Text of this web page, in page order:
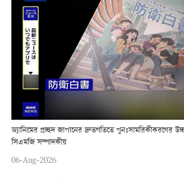
অ্যানিমের প্রচ্ছদ জাপানের দ্রুতগতিতে পুনঃসামরিকীকরণের
সিএমজি সম্পাদকীয়
06-Aug-2026